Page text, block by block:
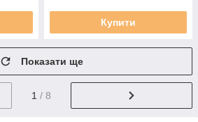
Купити
Показати ще
1 / 8